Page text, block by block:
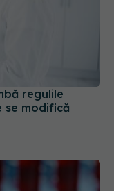
regulile
se modifică